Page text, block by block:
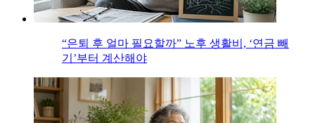
“은퇴 후 얼마 필요할까” 노후 생활비, ‘연금 빼
기’부터 계산해야